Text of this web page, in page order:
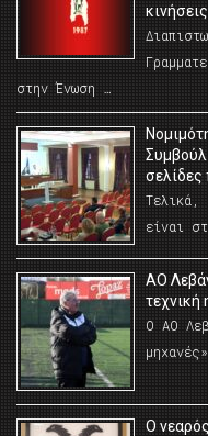
στην Ένωση …
Τελικά,
είναι
ΑΟ
τεχνική
Ο ΑΟ
O